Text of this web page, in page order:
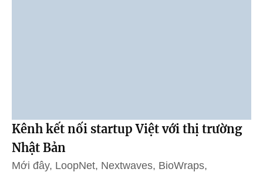
Kênh kết nối startup Việt với thị trường
Nhật Bản
Mới đây, LoopNet, Nextwaves, BioWraps,